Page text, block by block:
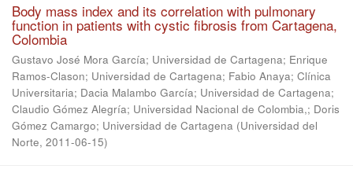
Body mass index and its correlation with pulmonary
function in patients with cystic fibrosis from Cartagena,
Colombia
Gustavo José Mora García; Universidad de Cartagena; Enrique
Ramos-Clason; Universidad de Cartagena; Fabio Anaya; Clínica
Universitaria; Dacia Malambo García; Universidad de Cartagena;
Claudio Gómez Alegría; Universidad Nacional de Colombia,; Doris
Gómez Camargo; Universidad de Cartagena (Universidad del
Norte, 2011-06-15)